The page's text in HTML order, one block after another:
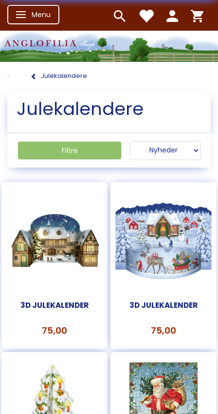
Skifte navigation
Menu
Julekalendere
Julekalendere
Filtre
3D JULEKALENDER
75,00
3D JULEKALENDER
75,00